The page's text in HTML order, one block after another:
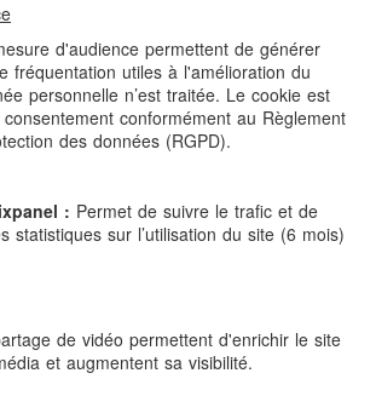
d'audience permettent de générer
fréquentation utiles à l'amélioration du
personnelle n’est traitée. Le cookie est
conformément au Règlement
des données (RGPD).
: Permet de suivre le trafic et de
statistiques sur l’utilisation du site (6 mois)
de vidéo permettent d'enrichir le site
et augmentent sa visibilité.